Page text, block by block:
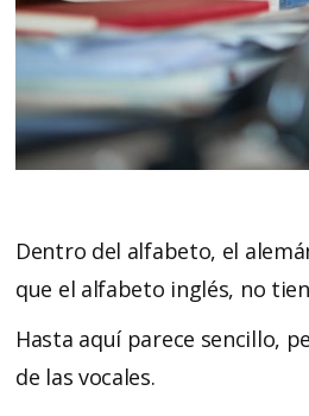
Dentro del alfabeto, el
que el alfabeto inglés, no
Hasta aquí parece sencillo,
de las vocales.